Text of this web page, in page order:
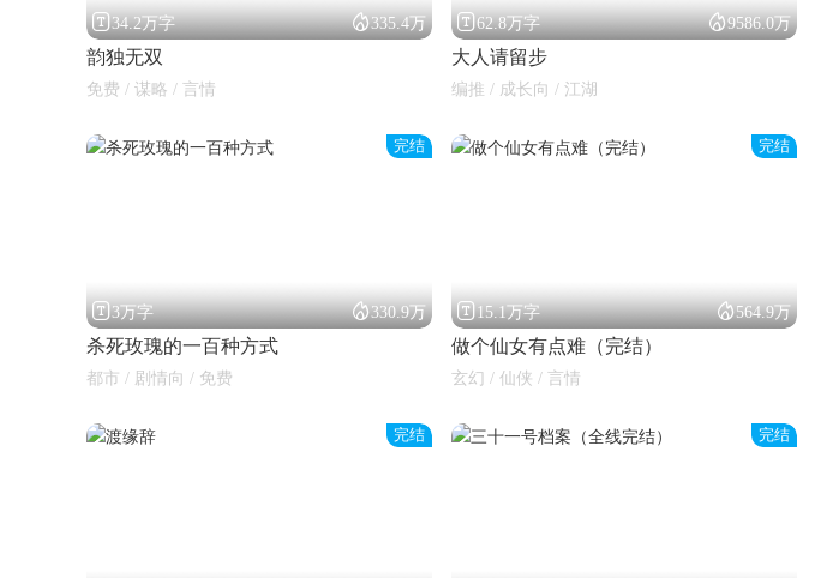
34.2万字 335.4万
韵独无双
免费 / 谋略 / 言情
62.8万字 9586.0万
大人请留步
编推 / 成长向 / 江湖
完结
3万字 330.9万
杀死玫瑰的一百种方式
都市 / 剧情向 / 免费
完结
15.1万字 564.9万
做个仙女有点难（完结）
玄幻 / 仙侠 / 言情
完结 完结